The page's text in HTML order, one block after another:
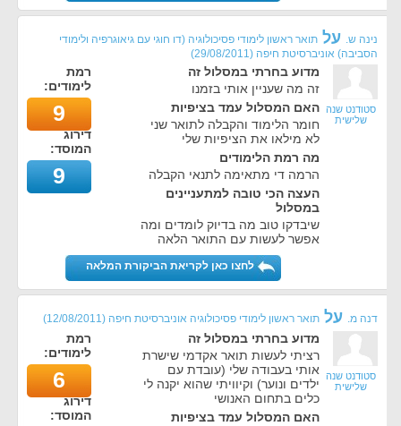
נינה ש. על תואר ראשון לימודי פסיכולוגיה (דו חוגי עם גיאוגרפיה ולימודי
הסביבה) אוניברסיטת חיפה (
29/08/2011
)
סטודנט שנה
שלישית
מדוע בחרתי במסלול זה
זה מה שעניין אותי בזמנו
האם המסלול עמד בציפיות
חומר הלימוד והקבלה לתואר שני
לא מילאו את הציפיות שלי
מה רמת הלימודים
הרמה די מתאימה לתנאי הקבלה
העצה הכי טובה למתעניינים
במסלול
שיבדקו טוב מה בדיוק לומדים ומה
אפשר לעשות עם התואר הלאה
רמת
לימודים:
9
דירוג
המוסד:
9
לחצו כאן לקריאת הביקורת המלאה
דנה מ. על תואר ראשון לימודי פסיכולוגיה אוניברסיטת חיפה (
12/08/2011
)
סטודנט שנה
שלישית
מדוע בחרתי במסלול זה
רציתי לעשות תואר אקדמי שישרת
אותי בעבודה שלי (עובדת עם
ילדים ונוער) וקיוויתי שהוא יקנה לי
כלים בתחום האנושי
האם המסלול עמד בציפיות
רמת
לימודים:
6
דירוג
המוסד: